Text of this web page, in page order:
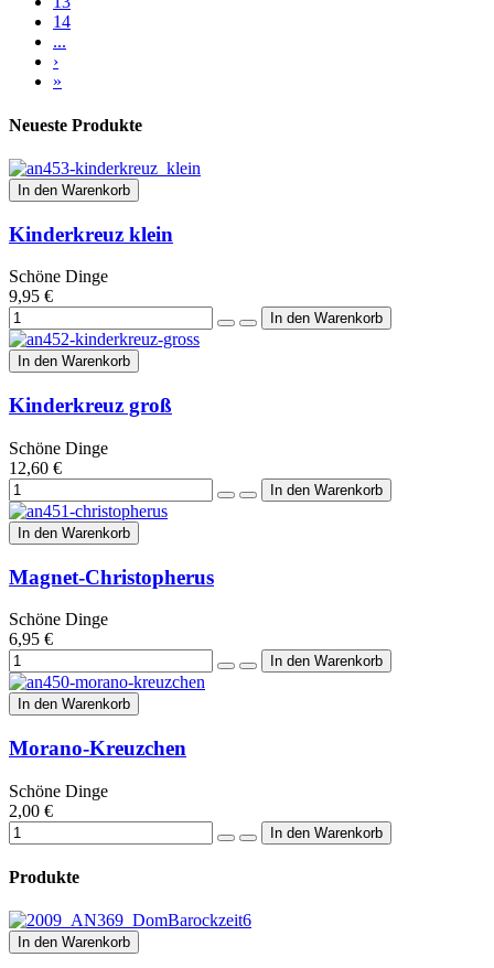
14
...
›
»
Neueste Produkte
In den Warenkorb
Kinderkreuz klein
Schöne Dinge
9,95 €
In den Warenkorb
Kinderkreuz groß
Schöne Dinge
12,60 €
In den Warenkorb
Magnet-Christopherus
Schöne Dinge
6,95 €
In den Warenkorb
Morano-Kreuzchen
Schöne Dinge
2,00 €
Produkte
In den Warenkorb